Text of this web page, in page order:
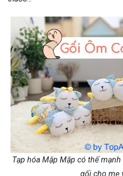
Tạp hóa Mặp Mặp có thế
gối cho mẹ